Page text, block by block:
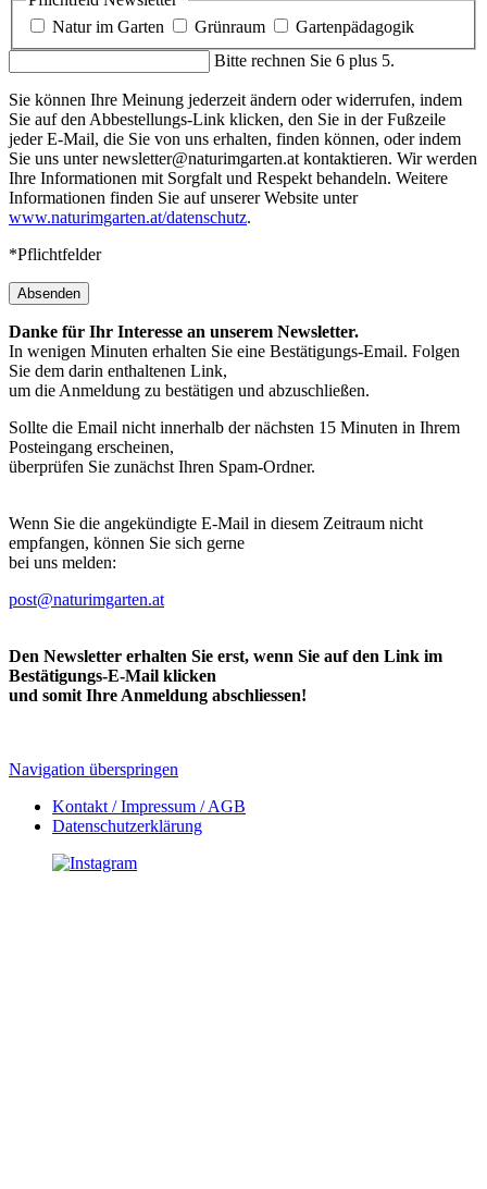
Natur im Garten
Grünraum
Gartenpädagogik
Bitte rechnen Sie 6 plus 5.
Sie können Ihre Meinung jederzeit ändern oder widerrufen, indem
Sie auf den Abbestellungs-Link klicken, den Sie in der Fußzeile
jeder E-Mail, die Sie von uns erhalten, finden können, oder indem
Sie uns unter newsletter@naturimgarten.at kontaktieren. Wir werden
Ihre Informationen mit Sorgfalt und Respekt behandeln. Weitere
Informationen finden Sie auf unserer Website unter
www.naturimgarten.at/datenschutz.
*Pflichtfelder
Absenden
Danke für Ihr Interesse an unserem Newsletter.
In wenigen Minuten erhalten Sie eine Bestätigungs-Email. Folgen
Sie dem darin enthaltenen Link,
um die Anmeldung zu bestätigen und abzuschließen.
Sollte die Email nicht innerhalb der nächsten 15 Minuten in Ihrem
Posteingang erscheinen,
überprüfen Sie zunächst Ihren Spam-Ordner.
Wenn Sie die angekündigte E-Mail in diesem Zeitraum nicht
empfangen, können Sie sich gerne
bei uns melden:
post@naturimgarten.at
Den Newsletter erhalten Sie erst, wenn Sie auf den Link im
Bestätigungs-E-Mail klicken
und somit Ihre Anmeldung abschliessen!
Navigation überspringen
Kontakt / Impressum / AGB
Datenschutzerklärung